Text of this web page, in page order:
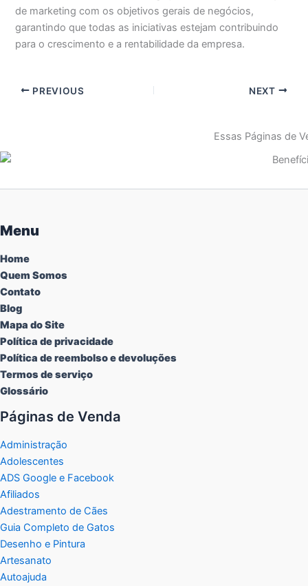
de marketing com os objetivos gerais de negócios,
garantindo que todas as iniciativas estejam contribuindo
para o crescimento e a rentabilidade da empresa.
PREVIOUS NEXT
Essas Páginas de
Menu
Home
Quem Somos
Contato
Blog
Mapa do Site
Política de privacidade
Política de reembolso e devoluções
Termos de serviço
Glossário
Páginas de Venda
Administração
Adolescentes
ADS Google e Facebook
Afiliados
Adestramento de Cães
Guia Completo de Gatos
Desenho e Pintura
Artesanato
Autoajuda